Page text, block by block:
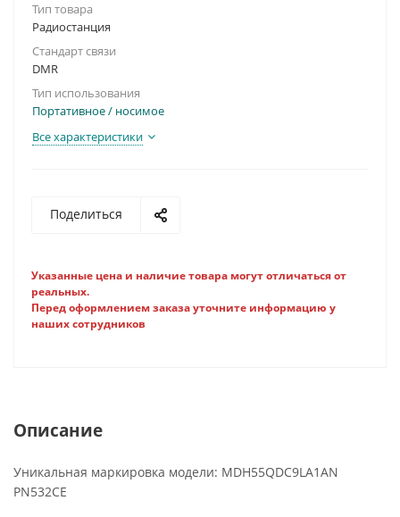
Тип товара
Радиостанция
Стандарт связи
DMR
Тип использования
Портативное / носимое
Все характеристики
Поделиться
Указанные цена и наличие товара могут отличаться от
реальных.
Перед оформлением заказа уточните информацию у
наших сотрудников
Описание
Уникальная маркировка модели: MDH55QDC9LA1AN
PN532CE